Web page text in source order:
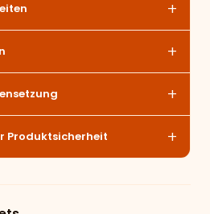
Produktsicherheit